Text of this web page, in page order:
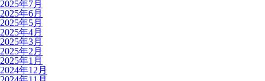
2025年7月
2025年6月
2025年5月
2025年4月
2025年3月
2025年2月
2025年1月
2024年12月